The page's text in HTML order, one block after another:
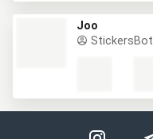
Joo
StickersBot